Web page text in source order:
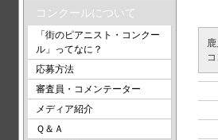
コンクールについて
「街のピアニスト・コンクー
ル」ってなに？
応募方法
審査員・コメンテーター
メディア紹介
Ｑ＆Ａ